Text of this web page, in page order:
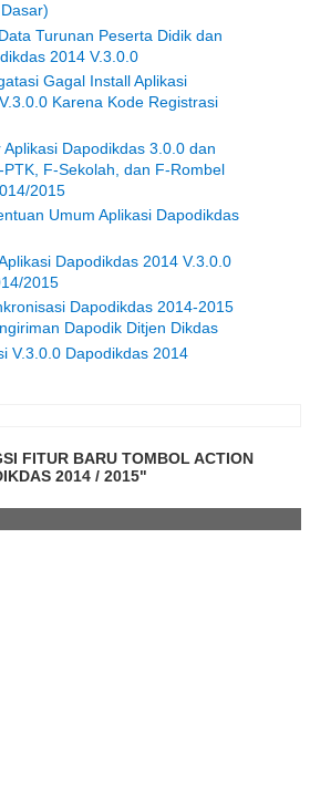
Turunan Peserta Didik dan
2014 V.3.0.0
Gagal Install Aplikasi
Karena Kode Registrasi
Dapodikdas 3.0.0 dan
F-Sekolah, dan F-Rombel
2015
Umum Aplikasi Dapodikdas
Dapodikdas 2014 V.3.0.0
2015
Dapodikdas 2014-2015
Dapodik Ditjen Dikdas
V.3.0.0 Dapodikdas 2014
FITUR BARU TOMBOL ACTION
2014 / 2015"